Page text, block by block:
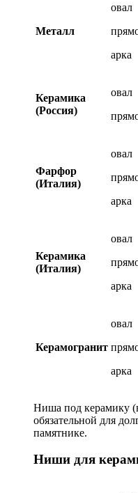
Металл
овал
арка
Керамика
(Россия)
овал
Фарфор
(Италия)
овал
арка
Керамика
(Италия)
овал
арка
Керамогранит
овал
арка
Ниша под керамику
обязательной для
памятнике.
Ниши для